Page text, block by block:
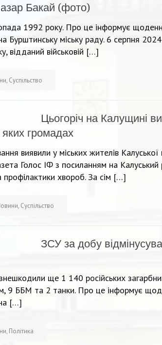
Бакай (фото)
1992 року. Про це інформує
Бурштинську міську раду. 6 серпня
відданий військовій […]
, Суспільство
Цьогоріч на Калущині
громадах
виявили у міських жителів
Голос ІФ з посиланням на Калуський
хвороб. За сім […]
, Суспільство
ЗСУ за добу
ще 1 140 російських
9 ББМ та 2 танки. Про це інформує
[…]
, Політика